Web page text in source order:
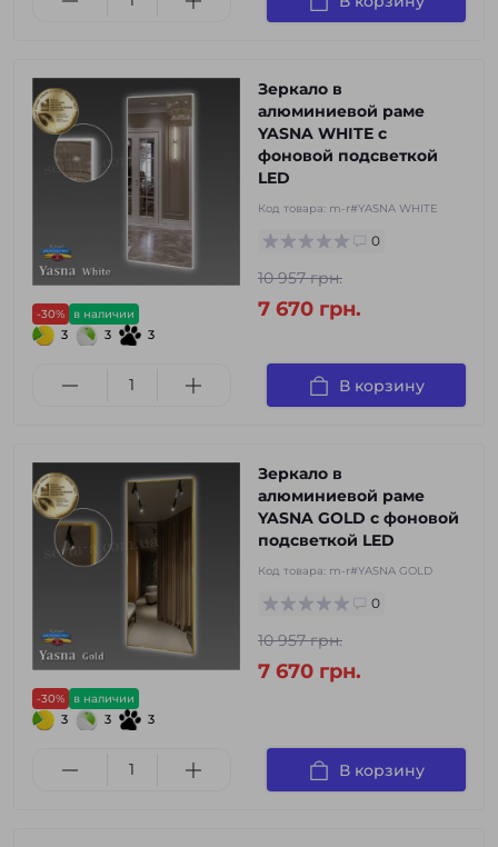
-30% в наличии
3 3 3
Зеркало в
алюминиевой раме
YASNA WHITE с
фоновой подсветкой
LED
Код товара: m-r#YASNA WHITE
0
10 957 грн.
7 670 грн.
В корзину
-30% в наличии
3 3 3
Зеркало в
алюминиевой раме
YASNA GOLD с фоновой
подсветкой LED
Код товара: m-r#YASNA GOLD
0
10 957 грн.
7 670 грн.
В корзину